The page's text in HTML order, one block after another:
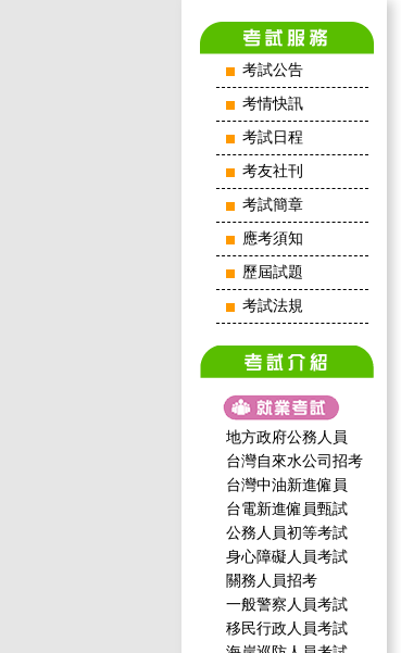
考試公告
考情快訊
考試日程
考友社刊
考試簡章
應考須知
歷屆試題
考試法規
地方政府公務人員
台灣自來水公司招考
台灣中油新進僱員
台電新進僱員甄試
公務人員初等考試
身心障礙人員考試
關務人員招考
一般警察人員考試
移民行政人員考試